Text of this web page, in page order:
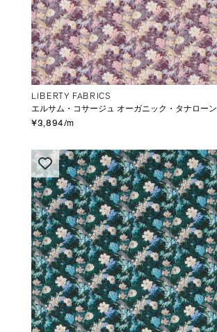
LIBERTY FABRICS
エルサム・コサージュ オーガニック・タナローン
¥3,894/m